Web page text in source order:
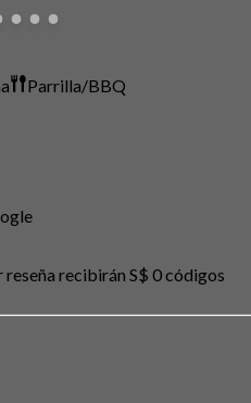
Parrilla/BBQ
reseña recibirán S$ 0 códigos